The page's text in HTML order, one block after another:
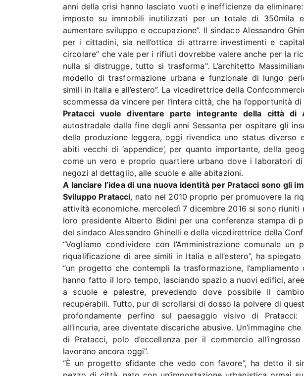
anni della crisi hanno lasciato vuoti e inefficienze da
imposte su immobili inutilizzati per un totale di 350mila
aumentare sviluppo e occupazione”. Il sindaco Alessandro
per i cittadini, sia nell’ottica di attrarre investimenti e
circolare” che vale per i rifiuti dovrebbe valere anche per la
nulla si distrugge, tutto si trasforma". L’architetto
modello di trasformazione urbana e funzionale di lungo
simili in Italia e all’estero”. La vicedirettrice della
scommessa da vincere per l’intera città, che ha l’opportunità
Pratacci vuole diventare parte integrante della città di
autostradale dalla fine degli anni Sessanta per ospitare gli
della produzione leggera, oggi rivendica uno status diverso
abiti vecchi di ‘appendice’, per quanto importante, della
come un vero e proprio quartiere urbano dove i laboratori
negozi al dettaglio, alle scuole e alle abitazioni.
A lanciare l’idea di una nuova identità per Pratacci sono gli
Sviluppo Pratacci, nato nel 2010 proprio per promuovere la
attività economiche. mercoledì 7 dicembre 2016 si sono
loro presidente Alberto Bidini per una conferenza stampa di
del sindaco Alessandro Ghinelli e della vicedirettrice della
“Vogliamo condividere con l’Amministrazione comunale
riqualificazione di aree simili in Italia e all’estero”, ha
“un progetto che contempli la trasformazione,
hanno fatto il loro tempo, lasciando spazio a nuovi edifici,
a scuole e palestre, prevedendo dove possibile il
recuperabili. Tutto, pur di scrollarsi di dosso la polvere di
profondamente perfino sul paesaggio visivo di Pratacci:
all’incuria, aree diventate discariche abusive. Un’immagine
di Pratacci, polo d’eccellenza per il commercio
lavorano ancora oggi”.
“È un progetto sfidante che vedo con favore”, ha detto il